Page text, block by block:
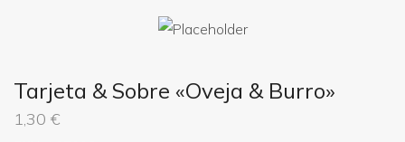
Tarjeta & Sobre «Oveja & Burro»
1,30 €